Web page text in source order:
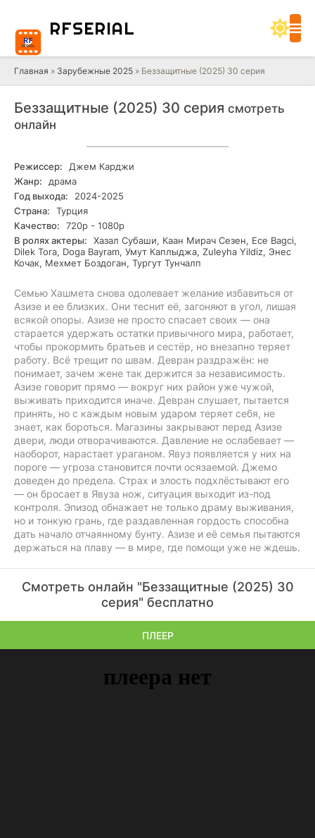
RFSERIAL
Главная » Зарубежные 2025 » Беззащитные (2025) 30 серия
Беззащитные (2025) 30 серия смотреть
онлайн
Режиссер:
Джем Карджи
Жанр:
драма
Год выхода:
2024-2025
Страна:
Турция
Качество:
720р - 1080р
В ролях актеры:
Хазал Субаши, Каан Мирач Сезен, Ece Bagci,
Dilek Tora, Doga Bayram, Умут Каплыджа, Zuleyha Yildiz, Энес
Кочак, Мехмет Боздоган, Тургут Тунчалп
Семью Хашмета снова одолевает желание избавиться от
Азизе и ее близких. Они теснит её, загоняют в угол, лишая
всякой опоры. Азизе не просто спасает своих — она
старается удержать остатки привычного мира, работает,
чтобы прокормить братьев и сестёр, но внезапно теряет
работу. Всё трещит по швам. Девран раздражён: не
понимает, зачем жене так держится за независимость.
Азизе говорит прямо — вокруг них район уже чужой,
выживать приходится иначе. Девран слушает, пытается
принять, но с каждым новым ударом теряет себя, не
знает, как бороться. Магазины закрывают перед Азизе
двери, люди отворачиваются. Давление не ослабевает —
наоборот, нарастает ураганом. Явуз появляется у них на
пороге — угроза становится почти осязаемой. Джемо
доведен до предела. Страх и злость подхлёстывают его
— он бросает в Явуза нож, ситуация выходит из-под
контроля. Эпизод обнажает не только драму выживания,
но и тонкую грань, где раздавленная гордость способна
дать начало отчаянному бунту. Азизе и её семья пытаются
держаться на плаву — в мире, где помощи уже не ждешь.
Смотреть онлайн "Беззащитные (2025) 30
серия" бесплатно
ПЛЕЕР